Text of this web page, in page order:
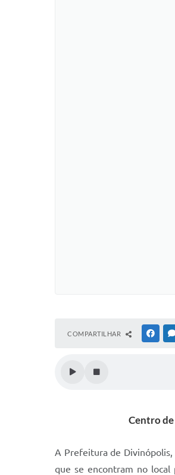
COMPARTILHAR
Centro
A Prefeitura de Divinópolis,
que se encontram no local